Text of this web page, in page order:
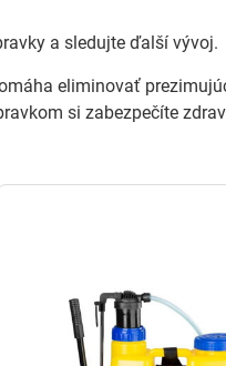
a sledujte ďalší vývoj.
eliminovať
si zabezpečíte